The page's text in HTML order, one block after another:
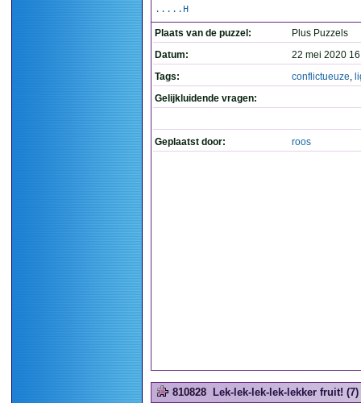
.....H
Plaats van de puzzel:
Plus Puzzels
Datum:
22 mei 2020
Tags:
conflictueuze,
Gelijkluidende vragen:
Geplaatst door: roos
810828 Lek-lek-lek-lek-lekker fruit! (7)